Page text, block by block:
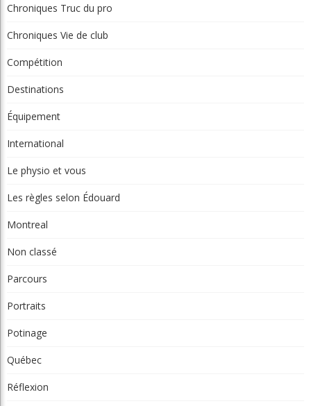
Chroniques Truc du pro
Chroniques Vie de club
Compétition
Destinations
Équipement
International
Le physio et vous
Les règles selon Édouard
Montreal
Non classé
Parcours
Portraits
Potinage
Québec
Réflexion